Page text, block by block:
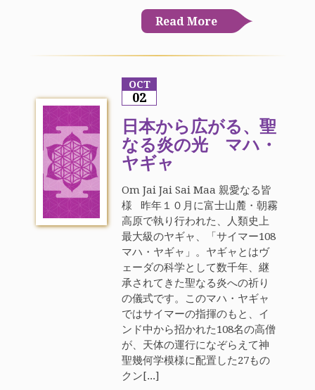
Read More
OCT
02
日本から広がる、聖
なる炎の光 マハ・
ヤギャ
Om Jai Jai Sai Maa 親愛なる皆
様 昨年１０月に富士山麓・朝霧
高原で執り行われた、人類史上
最大級のヤギャ、「サイマー108
マハ・ヤギャ」。ヤギャとはヴ
ェーダの科学として数千年、継
承されてきた聖なる炎への祈り
の儀式です。このマハ・ヤギャ
ではサイマーの指揮のもと、イ
ンド中から招かれた108名の高僧
が、天体の運行になぞらえて神
聖幾何学模様に配置した27もの
クン[...]